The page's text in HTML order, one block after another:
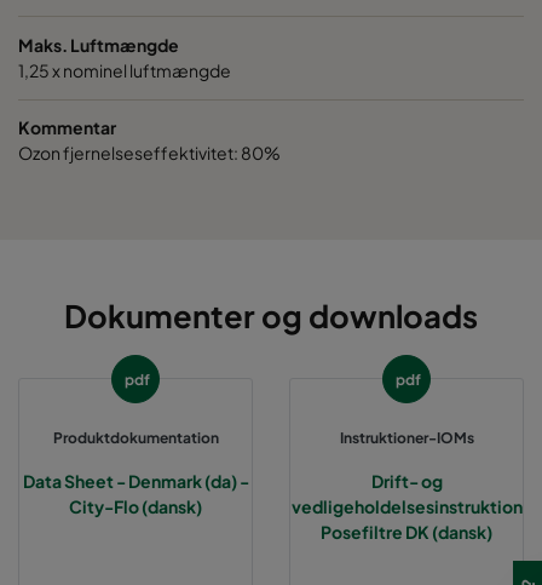
Maks. Luftmængde
1,25 x nominel luftmængde
Kommentar
Ozon fjernelseseffektivitet: 80%
Dokumenter og downloads
pdf
Produktdokumentation
Data Sheet - Denmark (da) -
City-Flo (dansk)
pdf
Instruktioner-IOMs
Drift- og
vedligeholdelsesinstruktion
Posefiltre DK (dansk)